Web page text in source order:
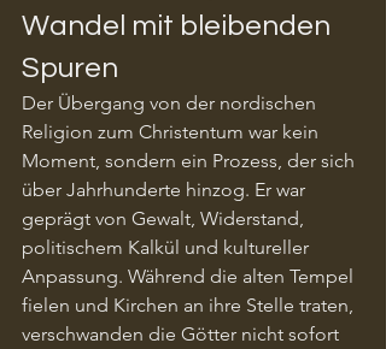
Wandel mit bleibenden
Spuren
Der Übergang von der nordischen
Religion zum Christentum war kein
Moment, sondern ein Prozess, der sich
über Jahrhunderte hinzog. Er war
geprägt von Gewalt, Widerstand,
politischem Kalkül und kultureller
Anpassung. Während die alten Tempel
fielen und Kirchen an ihre Stelle traten,
verschwanden die Götter nicht sofort